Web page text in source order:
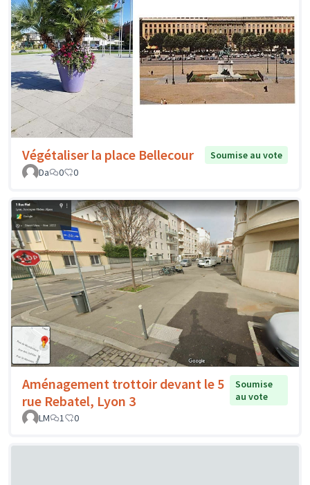
Végétaliser la place Bellecour
Soumise au vote
Da
0 0
Aménagement trottoir devant le 5
rue Rebatel, Lyon 3
Soumise
au vote
LM
1 0